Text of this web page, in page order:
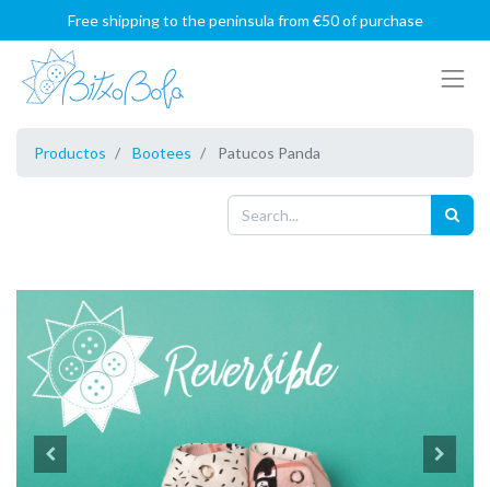
Free shipping to the peninsula from €50 of purchase
Productos Bootees Patucos Panda